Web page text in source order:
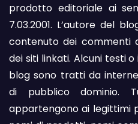
prodotto editoriale ai
7.03.2001. L’autore del
contenuto dei commenti
dei siti linkati. Alcuni testi
blog sono tratti da
di pubblico dominio.
appartengono ai legittimi